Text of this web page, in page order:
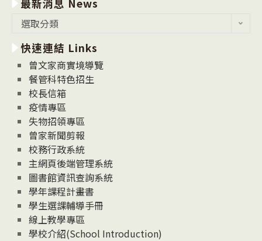
最新消息 News
消
息
News
選取分類
快速連結 Links
曾文家商實境導覽
餐管科特色招生
校長信箱
疫情專區
失物招領專區
曾家新聞剪報
校務行政系統
主網頁後端管理系統
圖書館資訊查詢系統
學年課程計畫書
學生選課輔導手冊
線上教學專區
學校介紹(School Introduction)